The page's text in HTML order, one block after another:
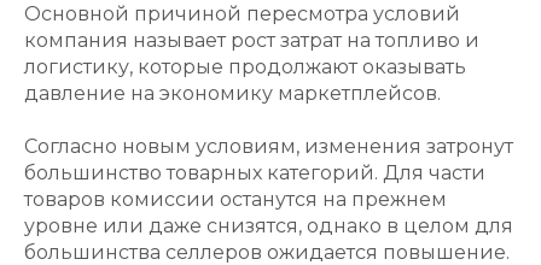
Основной причиной пересмотра условий
компания называет рост затрат на топливо и
логистику, которые продолжают оказывать
давление на экономику маркетплейсов.
Согласно новым условиям, изменения затронут
большинство товарных категорий. Для части
товаров комиссии останутся на прежнем
уровне или даже снизятся, однако в целом для
большинства селлеров ожидается повышение.